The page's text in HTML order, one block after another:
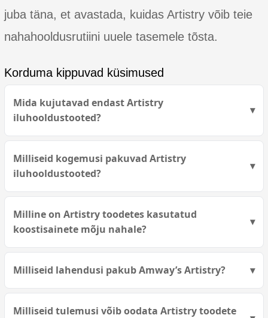
juba täna, et avastada, kuidas Artistry võib teie
nahahooldusrutiini uuele tasemele tõsta.
Korduma kippuvad küsimused
Mida kujutavad endast Artistry
iluhooldustooted?
Milliseid kogemusi pakuvad Artistry
iluhooldustooted?
Milline on Artistry toodetes kasutatud
koostisainete mõju nahale?
Milliseid lahendusi pakub Amway’s Artistry?
Milliseid tulemusi võib oodata Artistry toodete